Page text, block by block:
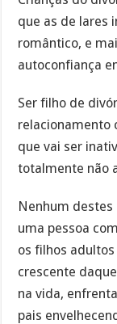
que as de lares
romântico, e
autoconfiança
Ser filho de
relacionamento
que vai ser
totalmente não
Nenhum
uma pessoa
os filhos
crescente
na vida,
pais